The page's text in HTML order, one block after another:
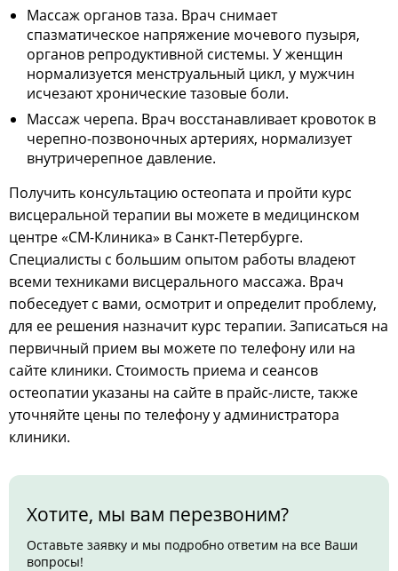
Массаж органов таза. Врач снимает
спазматическое напряжение мочевого пузыря,
органов репродуктивной системы. У женщин
нормализуется менструальный цикл, у мужчин
исчезают хронические тазовые боли.
Массаж черепа. Врач восстанавливает кровоток в
черепно-позвоночных артериях, нормализует
внутричерепное давление.
Получить консультацию остеопата и пройти курс
висцеральной терапии вы можете в медицинском
центре «СМ-Клиника» в Санкт-Петербурге.
Специалисты с большим опытом работы владеют
всеми техниками висцерального массажа. Врач
побеседует с вами, осмотрит и определит проблему,
для ее решения назначит курс терапии. Записаться на
первичный прием вы можете по телефону или на
сайте клиники. Стоимость приема и сеансов
остеопатии указаны на сайте в прайс-листе, также
уточняйте цены по телефону у администратора
клиники.
Хотите, мы вам перезвоним?
Оставьте заявку и мы подробно ответим на все Ваши
вопросы!